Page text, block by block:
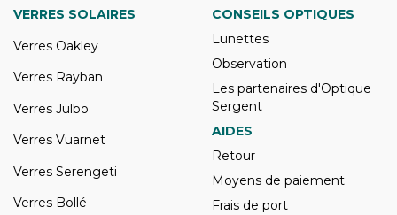
VERRES SOLAIRES
Verres Oakley
Verres Rayban
Verres Julbo
Verres Vuarnet
Verres Serengeti
Verres Bollé
CONSEILS OPTIQUES
Lunettes
Observation
Les partenaires d'Optique
Sergent
AIDES
Retour
Moyens de paiement
Frais de port